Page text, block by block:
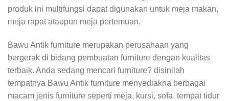
produk ini multifungsi dapat digunakan untuk meja makan,
meja rapat ataupun meja pertemuan.
Bawu Antik furniture merupakan perusahaan yang
bergerak di bidang pembuatan furniture dengan kualitas
terbaik. Anda sedang mencari furniture? disinilah
tempatnya Bawu Antik furniture menyediakna berbagai
macam jenis furniture seperti meja, kursi, sofa, tempat tidur